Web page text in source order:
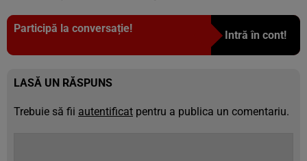
Participă la conversație!
Intră în cont!
LASĂ UN RĂSPUNS
Trebuie să fii autentificat pentru a publica un comentariu.